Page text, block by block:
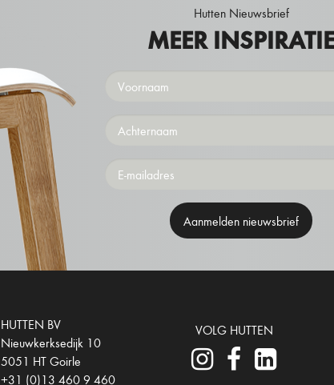
Hutten Nieuwsbrief
MEER INSPIRATIE
Voornaam
Achternaam
Emailaddress
HUTTEN BV
Nieuwkerksedijk 10
5051 HT Goirle
+31 (0)13 460 9 460
VOLG HUTTEN